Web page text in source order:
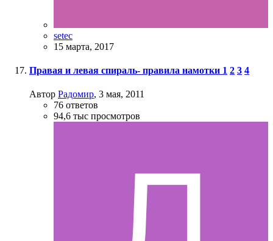
setec
15 марта, 2017
Правая и левая спираль- правила намотки 1 2 3 4
Автор Радомир, 3 мая, 2011
76 ответов
94,6 тыс просмотров